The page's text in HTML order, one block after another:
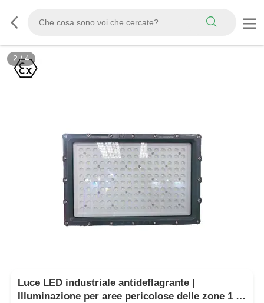
3/4
Luce LED industriale antideflagrante |
Illuminazione per aree pericolose delle zone 1 e